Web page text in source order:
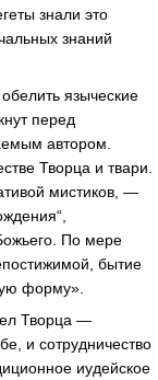
знали это
знаний
языческие
перед
автором.
Творца и твари.
мистиков, —
По мере
бытие
форму».
Творца —
и сотрудничество
иудейское